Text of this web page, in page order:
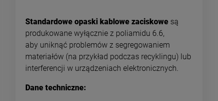
Standardowe opaski kablowe zaciskowe są
produkowane wyłącznie z poliamidu 6.6,
aby uniknąć problemów z segregowaniem
materiałów (na przykład podczas recyklingu) lub
interferencji w urządzeniach elektronicznych.
Dane techniczne: